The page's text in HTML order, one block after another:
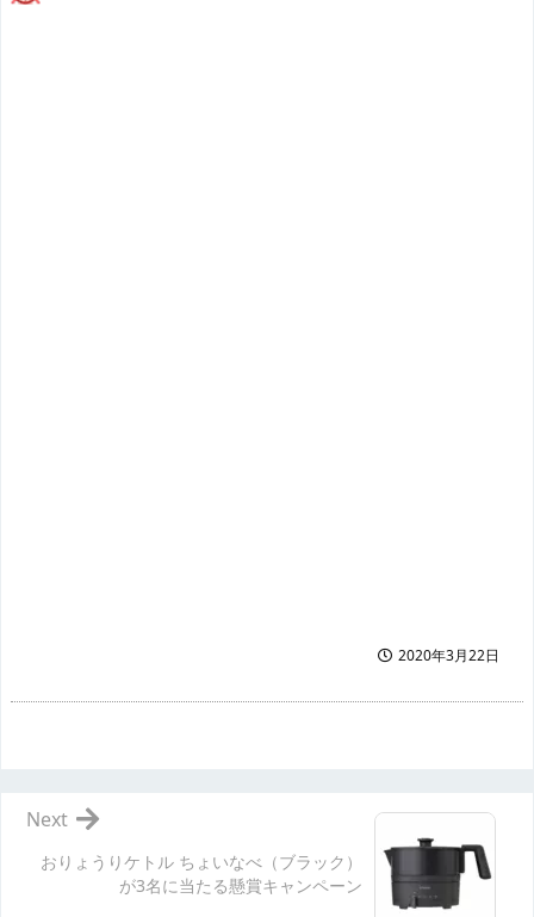
2020年3月22日
おりょうりケトル ちょいなべ（ブラック）
が3名に当たる懸賞キャンペーン
Next